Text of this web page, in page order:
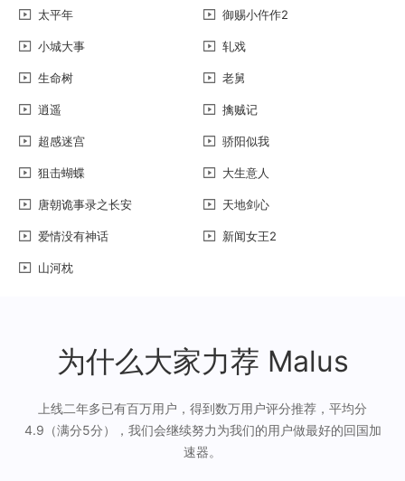
太平年 御赐小仵作2
小城大事 轧戏
生命树 老舅
逍遥 擒贼记
超感迷宫 骄阳似我
狙击蝴蝶 大生意人
唐朝诡事录之长安 天地剑心
爱情没有神话 新闻女王2
山河枕
为什么大家力荐 Malus
上线二年多已有百万用户，得到数万用户评分推荐，平均分
4.9（满分5分），我们会继续努力为我们的用户做最好的回国加
速器。